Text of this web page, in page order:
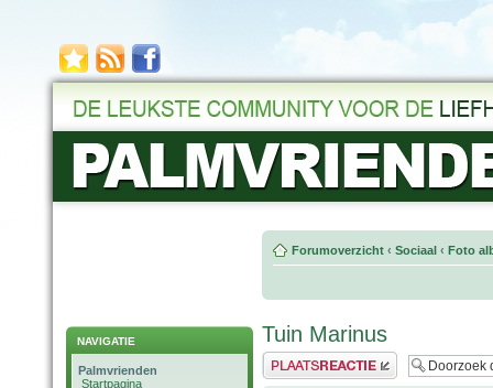
NAVIGATIE
Palmvrienden
Startpagina
Forumoverzicht ‹ Sociaal ‹ Foto
Tuin Marinus
Plaats een reactie